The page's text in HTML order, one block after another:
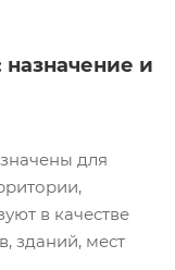
и
для
в качестве
зданий, мест